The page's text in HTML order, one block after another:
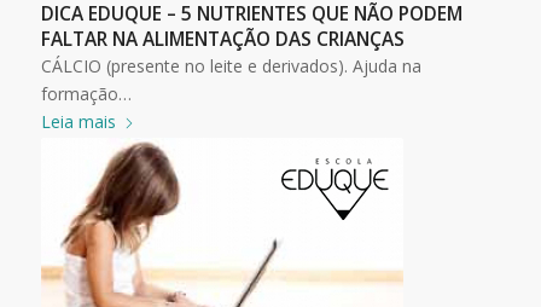
DICA EDUQUE – 5 NUTRIENTES QUE NÃO PODEM
FALTAR NA ALIMENTAÇÃO DAS CRIANÇAS
CÁLCIO (presente no leite e derivados). Ajuda na
formação…
Leia mais